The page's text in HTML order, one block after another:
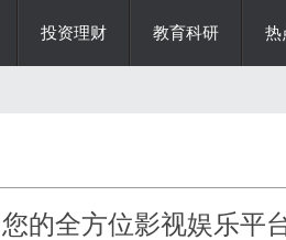
投资理财 教育科研 热
的全方位影视娱乐平